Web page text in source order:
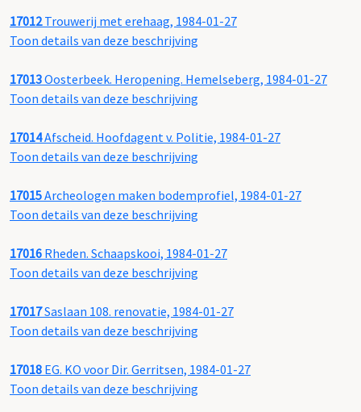
17012Trouwerij met erehaag, 1984-01-27
Toon details van deze beschrijving
17013Oosterbeek. Heropening. Hemelseberg, 1984-01-27
Toon details van deze beschrijving
17014Afscheid. Hoofdagent v. Politie, 1984-01-27
Toon details van deze beschrijving
17015Archeologen maken bodemprofiel, 1984-01-27
Toon details van deze beschrijving
17016 Rheden. Schaapskooi, 1984-01-27
Toon details van deze beschrijving
17017Saslaan 108. renovatie, 1984-01-27
Toon details van deze beschrijving
17018 EG. KO voor Dir. Gerritsen, 1984-01-27
Toon details van deze beschrijving